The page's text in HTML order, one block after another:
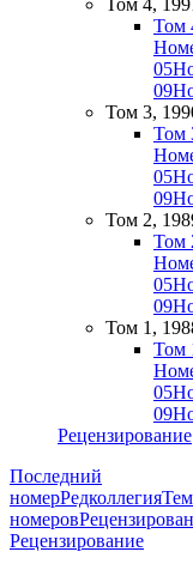
Том 4,
Том
05
09
Том 3,
Том
05
09
Том 2,
Том
05
09
Том 1,
Том
05
09
Рецензирование
Последний
номерРедколлегия
номеров
Рецензирование